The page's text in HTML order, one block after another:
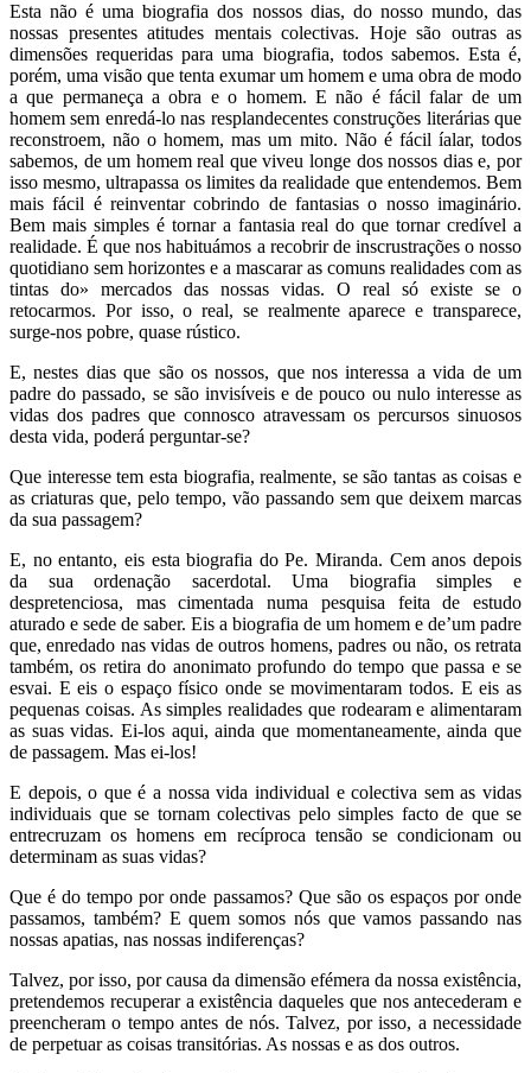
Esta não é uma biografia dos nossos dias, do nosso mundo, das
nossas presentes atitudes mentais colectivas. Hoje são outras as
dimensões requeridas para uma biografia, todos sabemos. Esta é,
porém, uma visão que tenta exumar um homem e uma obra de modo
a que permaneça a obra e o homem. E não é fácil falar de um
homem sem enredá-lo nas resplandecentes construções literárias que
reconstroem, não o homem, mas um mito. Não é fácil íalar, todos
sabemos, de um homem real que viveu longe dos nossos dias e, por
isso mesmo, ultrapassa os limites da realidade que entendemos. Bem
mais fácil é reinventar cobrindo de fantasias o nosso imaginário.
Bem mais simples é tornar a fantasia real do que tornar credível a
realidade. É que nos habituámos a recobrir de inscrustrações o nosso
quotidiano sem horizontes e a mascarar as comuns realidades com as
tintas do» mercados das nossas vidas. O real só existe se o
retocarmos. Por isso, o real, se realmente aparece e transparece,
surge-nos pobre, quase rústico.
E, nestes dias que são os nossos, que nos interessa a vida de um
padre do passado, se são invisíveis e de pouco ou nulo interesse as
vidas dos padres que connosco atravessam os percursos sinuosos
desta vida, poderá perguntar-se?
Que interesse tem esta biografia, realmente, se são tantas as coisas e
as criaturas que, pelo tempo, vão passando sem que deixem marcas
da sua passagem?
E, no entanto, eis esta biografia do Pe. Miranda. Cem anos depois
da sua ordenação sacerdotal. Uma biografia simples e
despretenciosa, mas cimentada numa pesquisa feita de estudo
aturado e sede de saber. Eis a biografia de um homem e de’um padre
que, enredado nas vidas de outros homens, padres ou não, os retrata
também, os retira do anonimato profundo do tempo que passa e se
esvai. E eis o espaço físico onde se movimentaram todos. E eis as
pequenas coisas. As simples realidades que rodearam e alimentaram
as suas vidas. Ei-los aqui, ainda que momentaneamente, ainda que
de passagem. Mas ei-los!
E depois, o que é a nossa vida individual e colectiva sem as vidas
individuais que se tornam colectivas pelo simples facto de que se
entrecruzam os homens em recíproca tensão se condicionam ou
determinam as suas vidas?
Que é do tempo por onde passamos? Que são os espaços por onde
passamos, também? E quem somos nós que vamos passando nas
nossas apatias, nas nossas indiferenças?
Talvez, por isso, por causa da dimensão efémera da nossa existência,
pretendemos recuperar a existência daqueles que nos antecederam e
preencheram o tempo antes de nós. Talvez, por isso, a necessidade
de perpetuar as coisas transitórias. As nossas e as dos outros.